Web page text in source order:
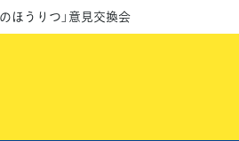
ほうりつ」意見交換会